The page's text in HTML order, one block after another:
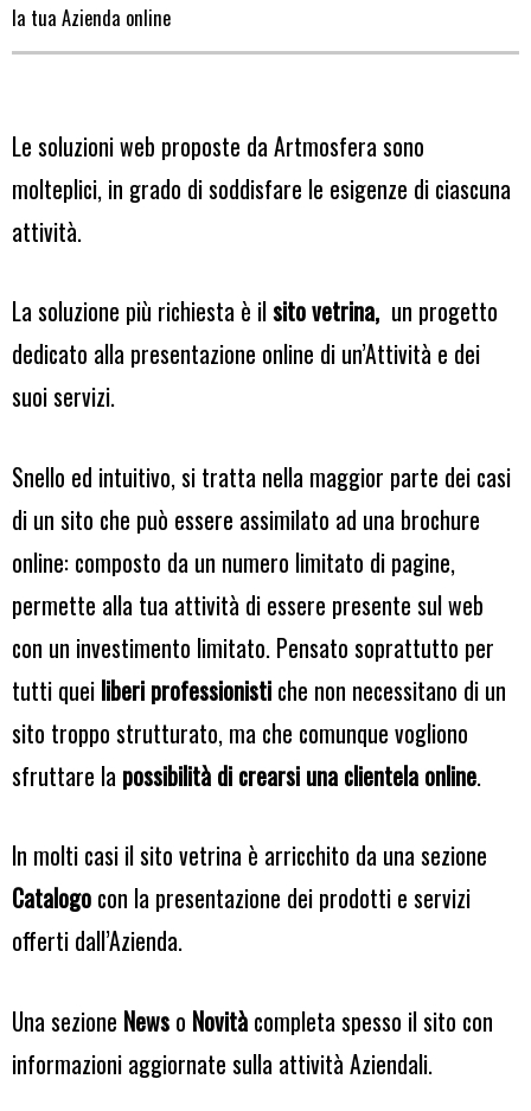
la tua Azienda online
Le soluzioni web proposte da Artmosfera sono
molteplici, in grado di soddisfare le esigenze di ciascuna
attività.
La soluzione più richiesta è ilsito vetrina, un progetto
dedicato alla presentazione online di un’Attività e dei
suoi servizi.
Snello ed intuitivo, si tratta nella maggior parte dei casi
di un sito che può essere assimilato ad una brochure
online: composto da un numero limitato di pagine,
permette alla tua attività di essere presente sul web
con un investimento limitato. Pensato soprattutto per
tutti quei liberi professionisti che non necessitano di un
sito troppo strutturato, ma che comunque vogliono
sfruttare la possibilità di crearsi una clientela online.
In molti casi il sito vetrina è arricchito da una sezione
Catalogo con la presentazione dei prodotti e servizi
offerti dall’Azienda.
Una sezione News o Novità completa spesso il sito con
informazioni aggiornate sulla attività Aziendali.